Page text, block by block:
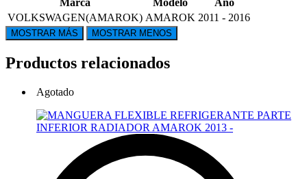
Marca Modelo
Año
VOLKSWAGEN(AMAROK) AMAROK 2011 - 2016
Productos relacionados
Agotado